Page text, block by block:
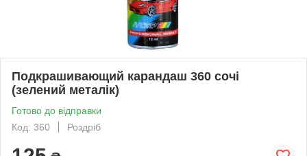
Подкрашивающий карандаш 360 сочі
(зелений металік)
Готово до відправки
Код: 360
Роздріб